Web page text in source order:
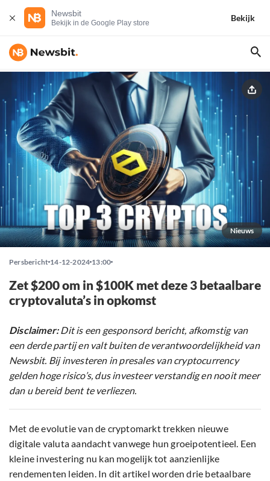
Newsbit
Bekijk in de Google Play store
Bekijk
Nieuws
Persbericht 14-12-2024 13:00
Zet $200 om in $100K met deze 3 betaalbare
cryptovaluta’s in opkomst
Disclaimer:Dit is een gesponsord bericht, afkomstig van
een derde partij en valt buiten de verantwoordelijkheid van
Newsbit. Bij investeren in presales van cryptocurrency
gelden hoge risico’s, dus investeer verstandig en nooit meer
dan u bereid bent te verliezen.
Met de evolutie van de cryptomarkt trekken nieuwe
digitale valuta aandacht vanwege hun groeipotentieel. Een
kleine investering nu kan mogelijk tot aanzienlijke
rendementen leiden. In dit artikel worden drie betaalbare